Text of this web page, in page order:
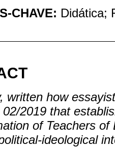
CHAVE: Didática;
written how
02/2019 that
of Teachers
ideological